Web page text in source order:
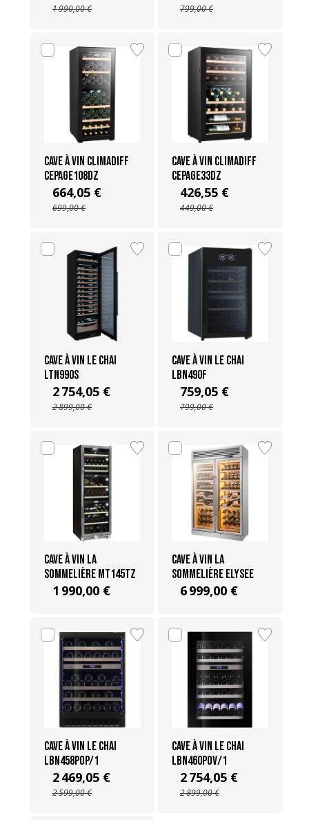
1 990,00 € 799,00 €
Cave à vin Climadiff
CEPAGE108DZ
664,05 €
699,00 €
Cave à vin Climadiff
CEPAGE33DZ
426,55 €
449,00 €
Cave à vin Le Chai
LTN990S
2 754,05 €
2 899,00 €
Cave à vin Le Chai
LBN490F
759,05 €
799,00 €
Cave à vin La
Sommelière MT145TZ
1 990,00 €
Cave à vin La
Sommelière ELYSEE
6 999,00 €
Cave à vin Le Chai
LBN458POP/1
2 469,05 €
2 599,00 €
Cave à vin Le Chai
LBN460POV/1
2 754,05 €
2 899,00 €